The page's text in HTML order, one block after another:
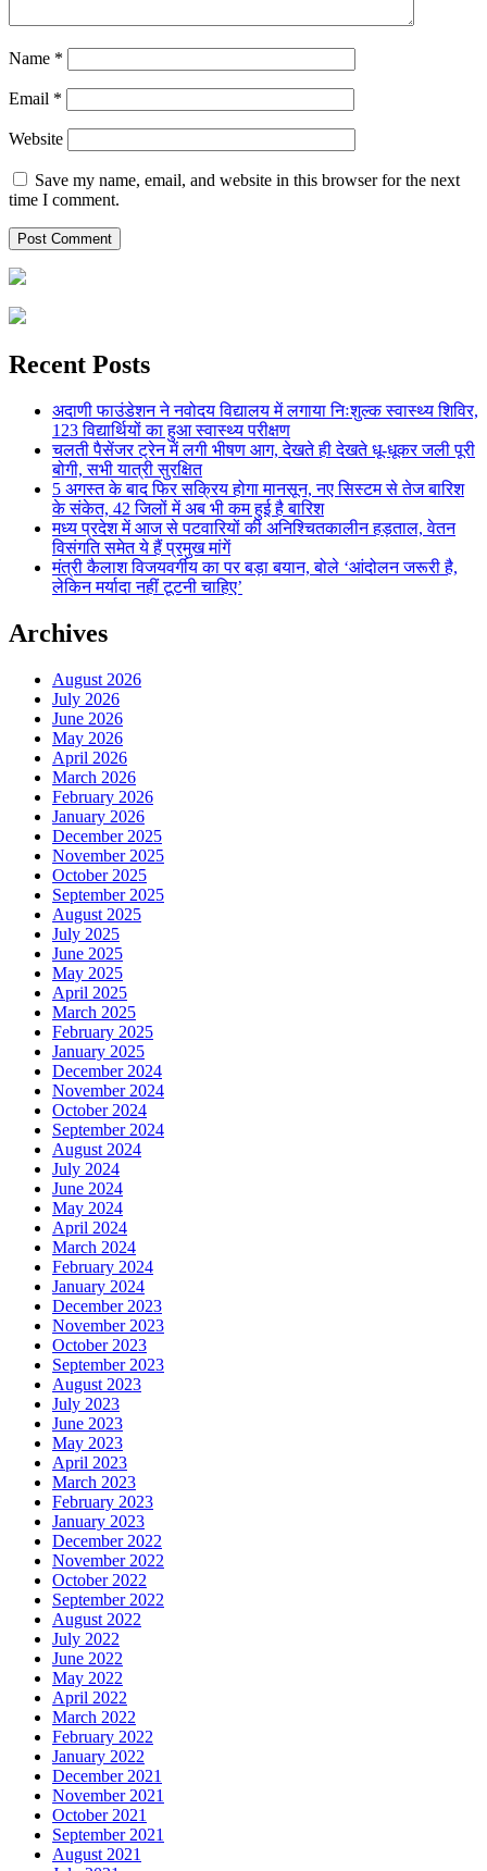
Name *
Email *
Website
Save my name, email, and website in this browser for the next
time I comment.
Recent Posts
अदाणी फाउंडेशन ने नवोदय विद्यालय में लगाया निःशुल्क स्वास्थ्य शिविर,
123 विद्यार्थियों का हुआ स्वास्थ्य परीक्षण
चलती पैसेंजर ट्रेन में लगी भीषण आग, देखते ही देखते धू-धूकर जली पूरी
बोगी, सभी यात्री सुरक्षित
5 अगस्त के बाद फिर सक्रिय होगा मानसून, नए सिस्टम से तेज बारिश
के संकेत, 42 जिलों में अब भी कम हुई है बारिश
मध्य प्रदेश में आज से पटवारियों की अनिश्चितकालीन हड़ताल, वेतन
विसंगति समेत ये हैं प्रमुख मांगें
मंत्री कैलाश विजयवर्गीय का पर बड़ा बयान, बोले ‘आंदोलन जरूरी है,
लेकिन मर्यादा नहीं टूटनी चाहिए’
Archives
August 2026
July 2026
June 2026
May 2026
April 2026
March 2026
February 2026
January 2026
December 2025
November 2025
October 2025
September 2025
August 2025
July 2025
June 2025
May 2025
April 2025
March 2025
February 2025
January 2025
December 2024
November 2024
October 2024
September 2024
August 2024
July 2024
June 2024
May 2024
April 2024
March 2024
February 2024
January 2024
December 2023
November 2023
October 2023
September 2023
August 2023
July 2023
June 2023
May 2023
April 2023
March 2023
February 2023
January 2023
December 2022
November 2022
October 2022
September 2022
August 2022
July 2022
June 2022
May 2022
April 2022
March 2022
February 2022
January 2022
December 2021
November 2021
October 2021
September 2021
August 2021